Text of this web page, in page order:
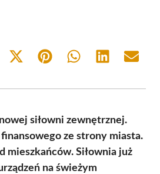
Share
(Twitter)
Share Share Share Share
siłowni zewnętrznej.
ze strony miasta.
Siłownia już
na świeżym